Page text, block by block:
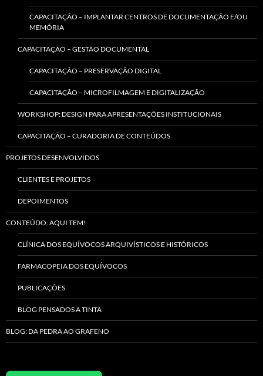
CAPACITAÇÃO – IMPLANTAR CENTROS DE DOCUMENTAÇÃO E/OU
MEMÓRIA
CAPACITAÇÃO – GESTÃO DOCUMENTAL
CAPACITAÇÃO – PRESERVAÇÃO DIGITAL
CAPACITAÇÃO – MICROFILMAGEM E DIGITALIZAÇÃO
WORKSHOP: DESIGN PARA APRESENTAÇÕES INSTITUCIONAIS
CAPACITAÇÃO – CURADORIA DE CONTEÚDOS
PROJETOS DESENVOLVIDOS
CLIENTES E PROJETOS
DEPOIMENTOS
CONTEÚDO: AQUI TEM!
CLÍNICA DOS EQUÍVOCOS ARQUIVÍSTICOS E HISTÓRICOS
FARMACOPEIA DOS EQUÍVOCOS
PUBLICAÇÕES
BLOG PENSADOS A TINTA
BLOG: DA PEDRA AO GRAFENO